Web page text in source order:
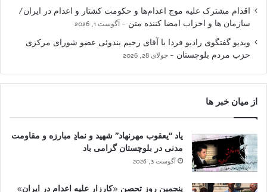
اقدام مشترک علیه موج اعدام‌ها و حکومت کشتار و اعدام در ایران/
سازمان ها و احزاب امضا کننده متن
آگوست 1, 2026
ویدیو گفتگوی رادیو فردا با آقای رحیم بندوئی عضو شورای مرکزی
حزب مردم بلوچستان
جولای 28, 2026
از میان خبر ها
یاد “یعقوب مهرنهاد” شهید و نمادِ مبارزه و مقاومت
مدنی در بلوچستان گرامی باد
آگوست 3, 2026
پنجمین روز تحصن «کارزار علیه اعدام در ایران»